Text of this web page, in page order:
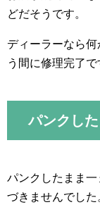
どだそうです。
ディーラーなら
う間に修理完了で
パンクし
パンクしたまま
づきませんでした